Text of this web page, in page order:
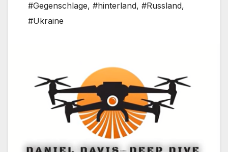
#Gegenschlage, #hinterland, #Russland,
#Ukraine